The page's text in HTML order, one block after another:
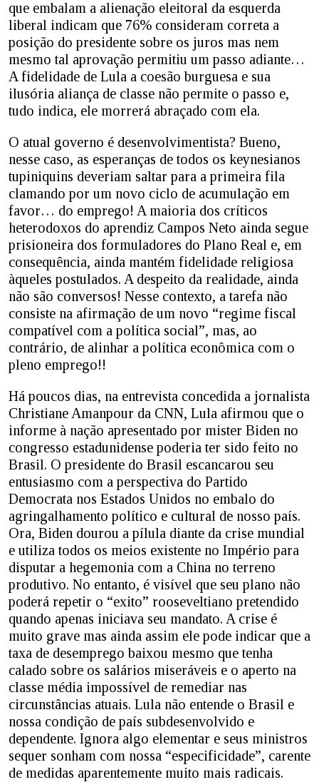
que embalam a alienação eleitoral da esquerda
liberal indicam que 76% consideram correta a
posição do presidente sobre os juros mas nem
mesmo tal aprovação permitiu um passo adiante…
A fidelidade de Lula a coesão burguesa e sua
ilusória aliança de classe não permite o passo e,
tudo indica, ele morrerá abraçado com ela.
O atual governo é desenvolvimentista? Bueno,
nesse caso, as esperanças de todos os keynesianos
tupiniquins deveriam saltar para a primeira fila
clamando por um novo ciclo de acumulação em
favor… do emprego! A maioria dos críticos
heterodoxos do aprendiz Campos Neto ainda segue
prisioneira dos formuladores do Plano Real e, em
consequência, ainda mantém fidelidade religiosa
àqueles postulados. A despeito da realidade, ainda
não são conversos! Nesse contexto, a tarefa não
consiste na afirmação de um novo “regime fiscal
compatível com a política social”, mas, ao
contrário, de alinhar a política econômica com o
pleno emprego!!
Há poucos dias, na entrevista concedida a jornalista
Christiane Amanpour da CNN, Lula afirmou que o
informe à nação apresentado por mister Biden no
congresso estadunidense poderia ter sido feito no
Brasil. O presidente do Brasil escancarou seu
entusiasmo com a perspectiva do Partido
Democrata nos Estados Unidos no embalo do
agringalhamento político e cultural de nosso país.
Ora, Biden dourou a pílula diante da crise mundial
e utiliza todos os meios existente no Império para
disputar a hegemonia com a China no terreno
produtivo. No entanto, é visível que seu plano não
poderá repetir o “exito” rooseveltiano pretendido
quando apenas iniciava seu mandato. A crise é
muito grave mas ainda assim ele pode indicar que a
taxa de desemprego baixou mesmo que tenha
calado sobre os salários miseráveis e o aperto na
classe média impossível de remediar nas
circunstâncias atuais. Lula não entende o Brasil e
nossa condição de país subdesenvolvido e
dependente. Ignora algo elementar e seus ministros
sequer sonham com nossa “especificidade”, carente
de medidas aparentemente muito mais radicais.